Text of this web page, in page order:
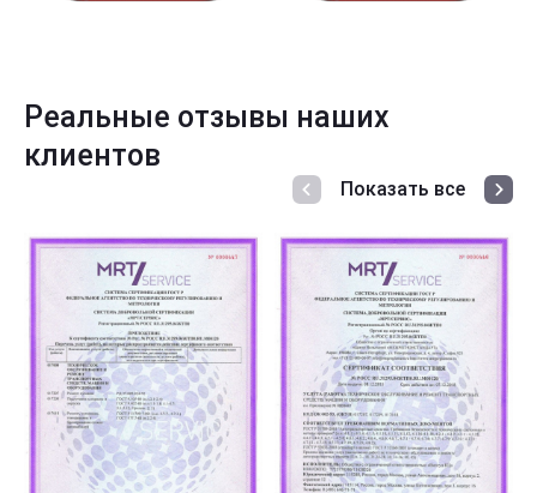
Реальные отзывы наших
клиентов
Показать все